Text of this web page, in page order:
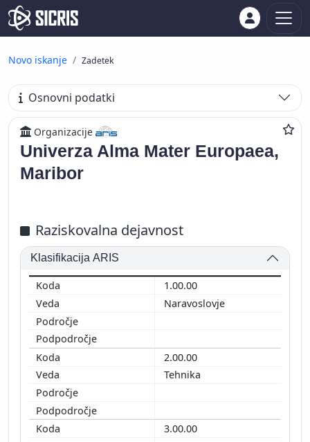
Novo iskanje Zadetek
Osnovni podatki
Organizacije
Univerza Alma Mater Europaea,
Maribor
Raziskovalna dejavnost
Klasifikacija ARIS
1.00.00
Naravoslovje
2.00.00
Tehnika
3.00.00